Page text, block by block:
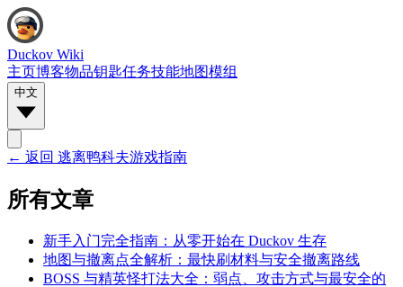
Duckov Wiki
主页博客物品钥匙任务技能地图模组
中文
← 返回 逃离鸭科夫游戏指南
所有文章
新手入门完全指南：从零开始在 Duckov 生存
地图与撤离点全解析：最快刷材料与安全撤离路线
BOSS 与精英怪打法大全：弱点、攻击方式与最安全的